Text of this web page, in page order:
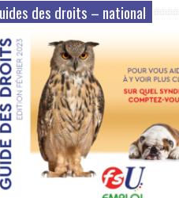
des droits – national